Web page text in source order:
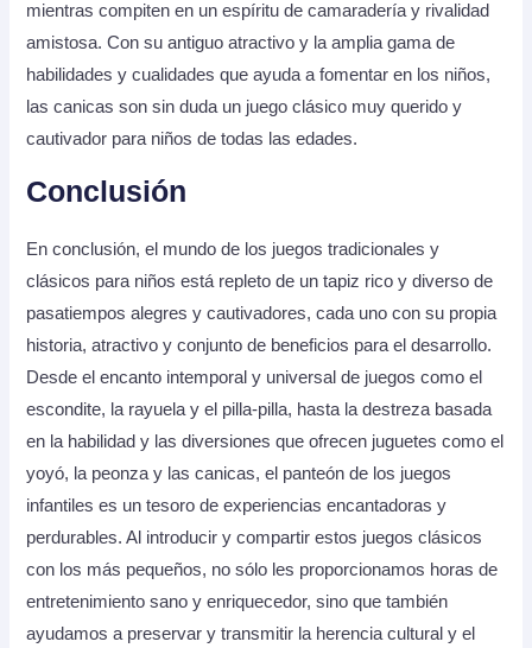
mientras compiten en un espíritu de camaradería y rivalidad
amistosa. Con su antiguo atractivo y la amplia gama de
habilidades y cualidades que ayuda a fomentar en los niños,
las canicas son sin duda un juego clásico muy querido y
cautivador para niños de todas las edades.
Conclusión
En conclusión, el mundo de los juegos tradicionales y
clásicos para niños está repleto de un tapiz rico y diverso de
pasatiempos alegres y cautivadores, cada uno con su propia
historia, atractivo y conjunto de beneficios para el desarrollo.
Desde el encanto intemporal y universal de juegos como el
escondite, la rayuela y el pilla-pilla, hasta la destreza basada
en la habilidad y las diversiones que ofrecen juguetes como el
yoyó, la peonza y las canicas, el panteón de los juegos
infantiles es un tesoro de experiencias encantadoras y
perdurables. Al introducir y compartir estos juegos clásicos
con los más pequeños, no sólo les proporcionamos horas de
entretenimiento sano y enriquecedor, sino que también
ayudamos a preservar y transmitir la herencia cultural y el